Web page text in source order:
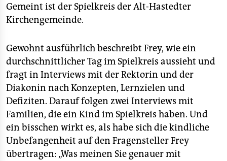
Gemeint ist der Spielkreis der Alt-Hastedter
Kirchengemeinde.
Gewohnt ausführlich beschreibt Frey, wie ein
durchschnittlicher Tag im Spielkreis aussieht und
fragt in Interviews mit der Rektorin und der
Diakonin nach Konzepten, Lernzielen und
Defiziten. Darauf folgen zwei Interviews mit
Familien, die ein Kind im Spielkreis haben. Und
ein bisschen wirkt es, als habe sich die kindliche
Unbefangenheit auf den Fragensteller Frey
übertragen: „Was meinen Sie genauer mit